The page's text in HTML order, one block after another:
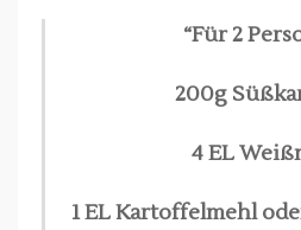
“Für 2
200g
4 EL
1 EL Kartoffelmehl